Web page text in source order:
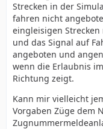
Strecken in der
fahren nicht
eingleisigen
und das Signal auf
angeboten und
wenn die Erlaubnis
Richtung zeigt.
Kann mir vielleicht
Vorgaben Züge dem